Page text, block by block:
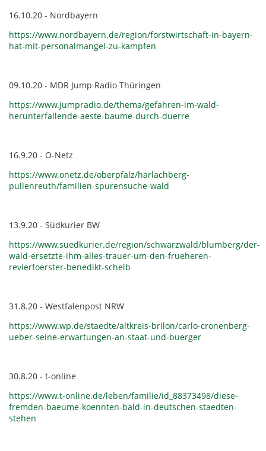
16.10.20 - Nordbayern
https://www.nordbayern.de/region/forstwirtschaft-in-bayern-
hat-mit-personalmangel-zu-kampfen
09.10.20 - MDR Jump Radio Thüringen
https://www.jumpradio.de/thema/gefahren-im-wald-
herunterfallende-aeste-baume-durch-duerre
16.9.20 - O-Netz
https://www.onetz.de/oberpfalz/harlachberg-
pullenreuth/familien-spurensuche-wald
13.9.20 - Südkurier BW
https://www.suedkurier.de/region/schwarzwald/blumberg/der-
wald-ersetzte-ihm-alles-trauer-um-den-frueheren-
revierfoerster-benedikt-schelb
31.8.20 - Westfalenpost NRW
https://www.wp.de/staedte/altkreis-brilon/carlo-cronenberg-
ueber-seine-erwartungen-an-staat-und-buerger
30.8.20 - t-online
https://www.t-online.de/leben/familie/id_88373498/diese-
fremden-baeume-koennten-bald-in-deutschen-staedten-
stehen